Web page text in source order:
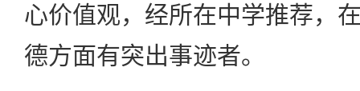
心价值观，经所在中学推荐，
德方面有突出事迹者。